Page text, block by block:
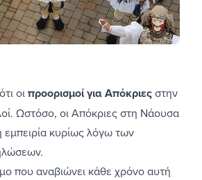
οιπροορισμοί για Απόκριεςστην
Ωστόσο, οι Απόκριες στη Νάουσα
εμπειρία κυρίως λόγω των
που αναβιώνει κάθε χρόνο αυτή